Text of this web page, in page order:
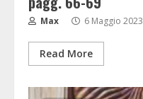
Max 6 Maggio 2023
Read More